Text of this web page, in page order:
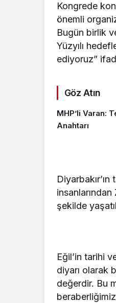
Kongrede
önemli
Bugün birlik
Yüzyılı
ediyoruz”
Göz Atın
MHP’li Varan:
Anahtarı
şekilde
Eğil’in tarihi
diyarı olarak
değerdir. Bu